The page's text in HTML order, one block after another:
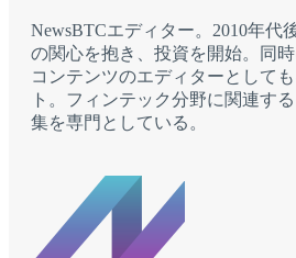
NewsBTCエディター。2010年代
の関心を抱き、投資を開始。同
コンテンツのエディターとして
ト。フィンテック分野に関連す
集を専門としている。